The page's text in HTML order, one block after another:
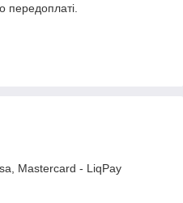
передоплаті.
Mastercard - LiqPay